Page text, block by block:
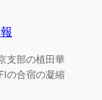
支部の植田華
の合宿の凝縮